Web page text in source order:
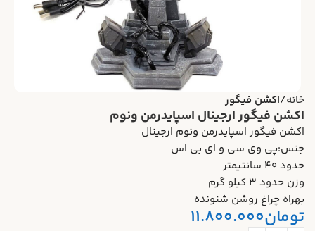
خانه اکشن فیگور
اکشن فیگور ارجینال اسپایدرمن ونوم
اکشن فیگور اسپایدرمن ونوم ارجینال
جنس:پی وی سی و ای بی اس
حدود 40 سانتیمتر
وزن حدود 3 کیلو گرم
بهراه چراغ روشن شنونده
تومان11.800.000